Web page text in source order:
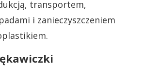
transportem,
i zanieczyszczeniem